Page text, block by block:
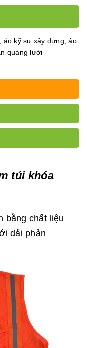
áo kỹ sư xây dựng ,áo
quang lưới
túi khóa
bằng chất liệu
dải phản